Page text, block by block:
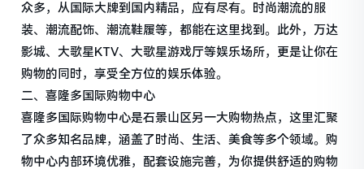
众多，从国际大牌到国内精品，应有尽有。时尚潮流的服
装、潮流配饰、潮流鞋履等，都能在这里找到。此外，万达
影城、大歌星KTV、大歌星游戏厅等娱乐场所，更是让你在
购物的同时，享受全方位的娱乐体验。
二、喜隆多国际购物中心
喜隆多国际购物中心是石景山区另一大购物热点，这里汇聚
了众多知名品牌，涵盖了时尚、生活、美食等多个领域。购
物中心内部环境优雅，配套设施完善，为你提供舒适的购物